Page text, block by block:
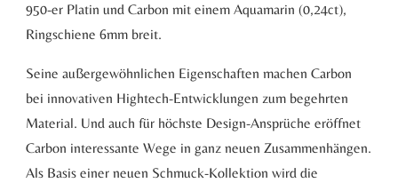
950-er Platin und Carbon mit einem Aquamarin (0,24ct),
Ringschiene 6mm breit.
Seine außergewöhnlichen Eigenschaften machen Carbon
bei innovativen Hightech-Entwicklungen zum begehrten
Material. Und auch für höchste Design-Ansprüche eröffnet
Carbon interessante Wege in ganz neuen Zusammenhängen.
Als Basis einer neuen Schmuck-Kollektion wird die